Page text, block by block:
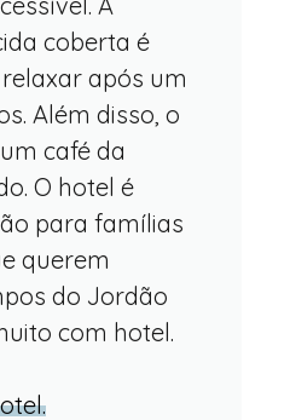
coberta é
após um
Além disso, o
café da
O hotel é
para famílias
querem
do Jordão
com hotel.